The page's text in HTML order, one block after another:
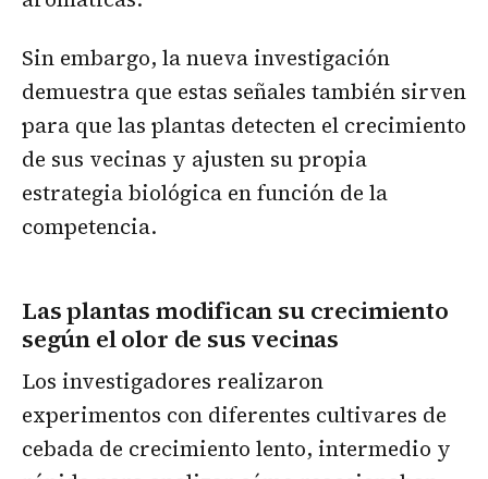
Sin embargo, la nueva investigación
demuestra que estas señales también sirven
para que las plantas detecten el crecimiento
de sus vecinas y ajusten su propia
estrategia biológica en función de la
competencia.
Las plantas modifican su crecimiento
según el olor de sus vecinas
Los investigadores realizaron
experimentos con diferentes cultivares de
cebada de crecimiento lento, intermedio y